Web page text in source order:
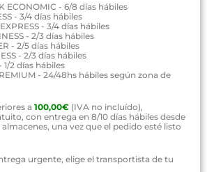
ECONOMIC - 6/8 días hábiles
- 3/4 días hábiles
- 3/4 días hábiles
- 2/3 días hábiles
- 2/5 días hábiles
- 2/3 días hábiles
1/2 días hábiles
- 24/48hs hábiles según zona de
a 100,00€ (IVA no incluído),
con entrega en 8/10 días hábiles desde
una vez que el pedido esté listo
urgente, elige el transportista de tu